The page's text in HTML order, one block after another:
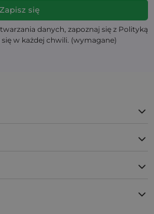
danych, zapoznaj się z Polityką
w każdej chwili. (wymagane)